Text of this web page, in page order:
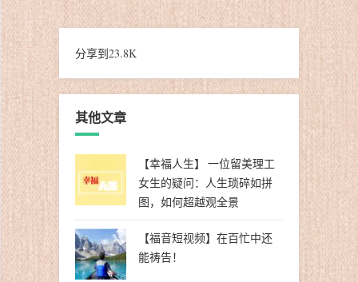
分享到23.8K
其他文章
【幸福人生】 一位留美理工
女生的疑问：人生琐碎如拼
图，如何超越观全景
【福音短视频】在百忙中还
能祷告！